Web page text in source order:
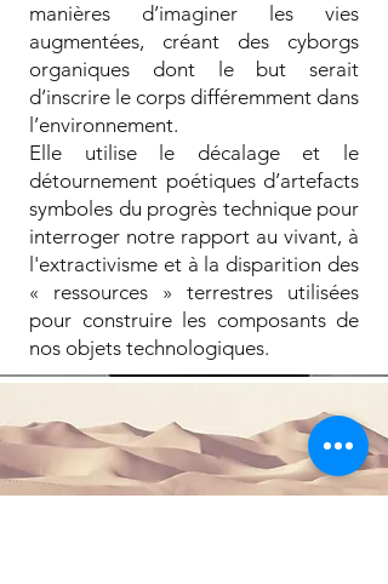
manières d’imaginer les vies
augmentées, créant des cyborgs
organiques dont le but serait
d’inscrire le corps différemment dans
l’environnement.
Elle utilise le décalage et le
détournement poétiques d’artefacts
symboles du progrès technique pour
interroger notre rapport au vivant, à
l'extractivisme et à la disparition des
« ressources » terrestres utilisées
pour construire les composants de
nos objets technologiques.